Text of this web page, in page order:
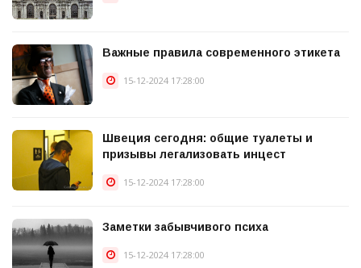
Важные правила современного этикета
15-12-2024 17:28:00
Швеция сегодня: общие туалеты и
призывы легализовать инцест
15-12-2024 17:28:00
Заметки забывчивого психа
15-12-2024 17:28:00